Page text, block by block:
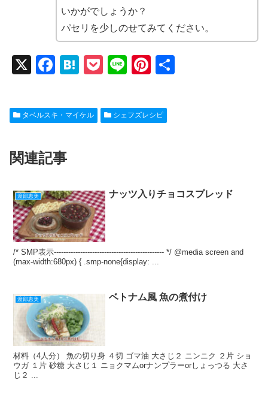
いかがでしょうか？
パセリを少しのせてみてください。
X
F
c
e
o
k
H
e
n
P
ck
et
Li
e
Pi
er
e
タベルスキ・マイケル シェフズレシピ
関連記事
渡部恵美 ナッツ入りチョコスプレッド
/* SMP表示---------------------------------------------- */ @media screen and
(max-width:680px) { .smp-none{display: ...
渡部恵美 ベトナム風 魚の煮付け
材料（4人分） 魚の切り身 ４切 ゴマ油 大さじ２ ニンニク ２片 ショ
ウガ １片 砂糖 大さじ１ ニョクマムorナンプラーorしょっつる 大さ
じ２ ...